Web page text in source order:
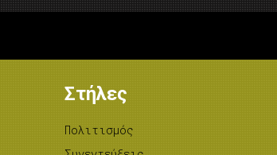
Στήλες
Πολιτισμός